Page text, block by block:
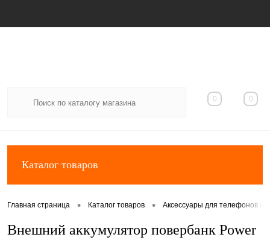
0 0
Каталог товаров
Главная страница • Каталог товаров • Аксессуары для телефонов и
Внешний аккумулятор повербанк Power